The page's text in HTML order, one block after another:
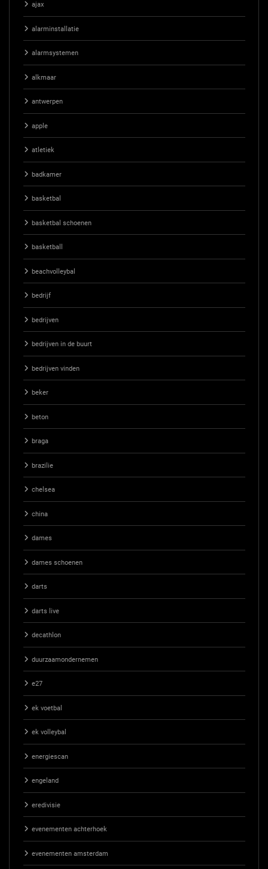
ajax
alarminstallatie
alarmsystemen
alkmaar
antwerpen
apple
atletiek
badkamer
basketbal
basketbal schoenen
basketball
beachvolleybal
bedrijf
bedrijven
bedrijven in de buurt
bedrijven vinden
beker
beton
braga
brazilie
chelsea
china
dames
dames schoenen
darts
darts live
decathlon
duurzaamondernemen
e27
ek voetbal
ek volleybal
energiescan
engeland
eredivisie
evenementen achterhoek
evenementen amsterdam